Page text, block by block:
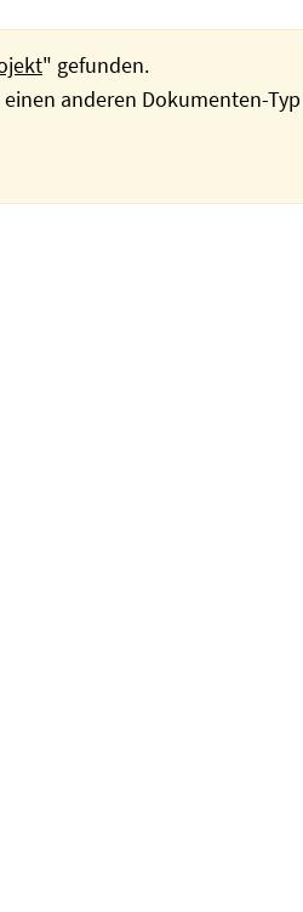
" gefunden.
anderen Dokumenten-